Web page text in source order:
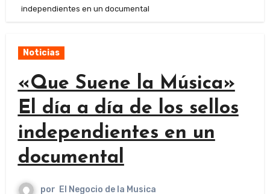
independientes en un documental
Noticias
«Que Suene la Música»
El día a día de los sellos
independientes en un
documental
por El Negocio de la Musica